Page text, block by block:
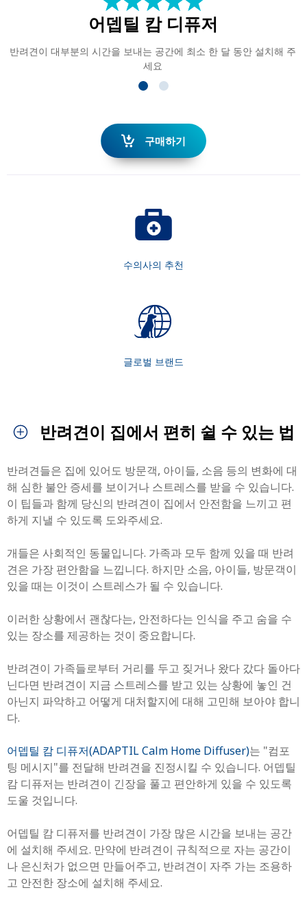
어뎁틸 캄 디퓨저
반려견이 대부분의 시간을 보내는 공간에 최소 한 달 동안 설치해 주
세요
구매하기
수의사의 추천
글로벌 브랜드
반려견이 집에서 편히 쉴 수 있는 법
반려견들은 집에 있어도 방문객, 아이들, 소음 등의 변화에 대
해 심한 불안 증세를 보이거나 스트레스를 받을 수 있습니다.
이 팁들과 함께 당신의 반려견이 집에서 안전함을 느끼고 편
하게 지낼 수 있도록 도와주세요.
개들은 사회적인 동물입니다. 가족과 모두 함께 있을 때 반려
견은 가장 편안함을 느낍니다. 하지만 소음, 아이들, 방문객이
있을 때는 이것이 스트레스가 될 수 있습니다.
이러한 상황에서 괜찮다는, 안전하다는 인식을 주고 숨을 수
있는 장소를 제공하는 것이 중요합니다.
반려견이 가족들로부터 거리를 두고 짖거나 왔다 갔다 돌아다
닌다면 반려견이 지금 스트레스를 받고 있는 상황에 놓인 건
아닌지 파악하고 어떻게 대처할지에 대해 고민해 보아야 합니
다.
어뎁틸 캄 디퓨저(ADAPTIL Calm Home Diffuser)는 "컴포
팅 메시지"를 전달해 반려견을 진정시킬 수 있습니다. 어뎁틸
캄 디퓨저는 반려견이 긴장을 풀고 편안하게 있을 수 있도록
도울 것입니다.
어뎁틸 캄 디퓨저를 반려견이 가장 많은 시간을 보내는 공간
에 설치해 주세요. 만약에 반려견이 규칙적으로 자는 공간이
나 은신처가 없으면 만들어주고, 반려견이 자주 가는 조용하
고 안전한 장소에 설치해 주세요.